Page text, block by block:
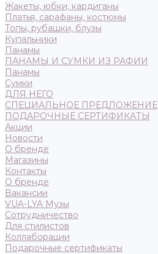
Жакеты, юбки, кардиганы
Платья, сарафаны, костюмы
Топы, рубашки, блузы
Купальники
Панамы
ПАНАМЫ И СУМКИ ИЗ РАФИИ
Панамы
Сумки
ДЛЯ НЕГО
СПЕЦИАЛЬНОЕ ПРЕДЛОЖЕНИЕ
ПОДАРОЧНЫЕ СЕРТИФИКАТЫ
Акции
Новости
О бренде
Магазины
Контакты
О бренде
Вакансии
VUA-LYA Музы
Сотрудничество
Для стилистов
Коллаборации
Подарочные сертификаты